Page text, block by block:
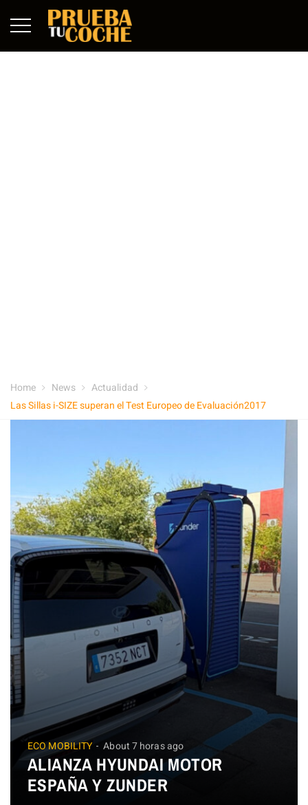
Home News
Actualidad
Las Sillas i-SIZE superan el Test Europeo de Evaluación2017
ECO MOBILITY About 7 horas ago
ALIANZA HYUNDAI MOTOR
ESPAÑA Y ZUNDER